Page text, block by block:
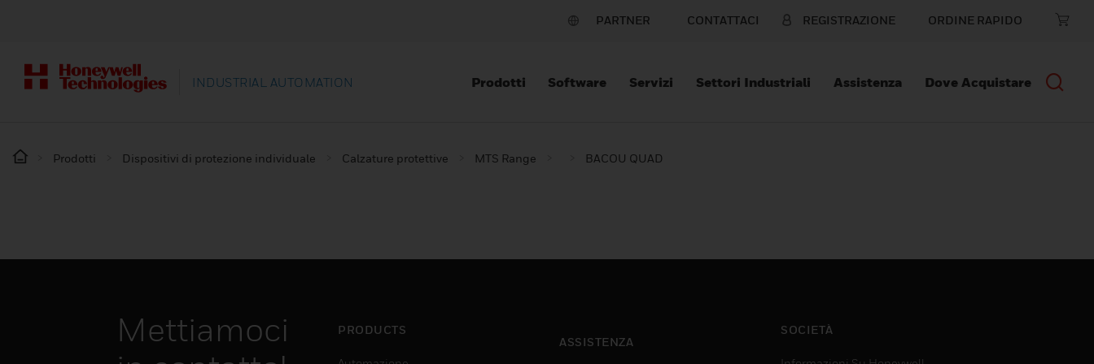
PARTNER CONTATTACI REGISTRAZIONE ORDINE RAPIDO
INDUSTRIAL AUTOMATION Prodotti Software Servizi Settori Industriali Assistenza Dove Acquistare
Prodotti Dispositivi di protezione individuale Calzature protettive MTS Range BACOU QUAD
Mettiamoci
PRODUCTS
ASSISTENZA
SOCIETÀ